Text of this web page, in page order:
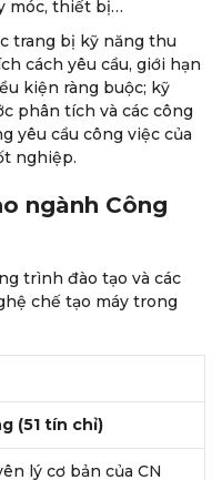
móc, thiết bị…
trang bị kỹ năng thu
cách yêu cầu, giới hạn
kiện ràng buộc; kỹ
phân tích và các công
yêu cầu công việc của
nghiệp.
ngành Công
trình đào tạo và các
chế tạo máy trong
(51 tín chỉ)
lý cơ bản của CN